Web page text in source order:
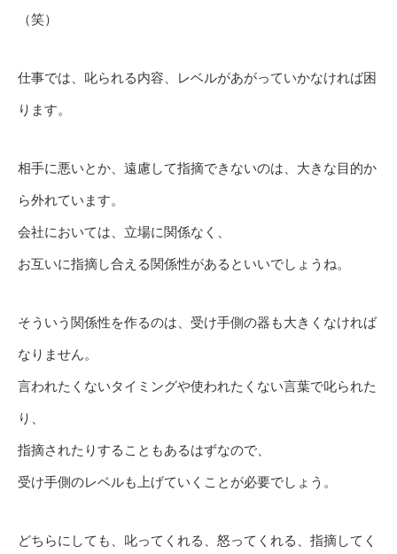
（笑）
仕事では、叱られる内容、レベルがあがっていかなければ困
ります。
相手に悪いとか、遠慮して指摘できないのは、大きな目的か
ら外れています。
会社においては、立場に関係なく、
お互いに指摘し合える関係性があるといいでしょうね。
そういう関係性を作るのは、受け手側の器も大きくなければ
なりません。
言われたくないタイミングや使われたくない言葉で叱られた
り、
指摘されたりすることもあるはずなので、
受け手側のレベルも上げていくことが必要でしょう。
どちらにしても、叱ってくれる、怒ってくれる、指摘してく